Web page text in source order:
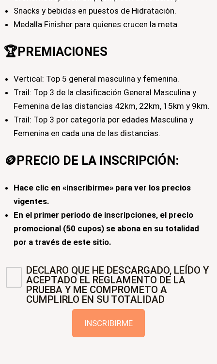
Snacks y bebidas en puestos de Hidratación.
Medalla Finisher para quienes crucen la meta.
🏆PREMIACIONES
Vertical: Top 5 general masculina y femenina.
Trail: Top 3 de la clasificación General Masculina y
Femenina de las distancias 42km, 22km, 15km y 9km.
Trail: Top 3 por categoría por edades Masculina y
Femenina en cada una de las distancias.
🪙PRECIO DE LA INSCRIPCIÓN:
Hace clic en «inscribirme» para ver los precios
vigentes.
En el primer periodo de inscripciones, el precio
promocional (50 cupos) se abona en su totalidad
por a través de este sitio.​
DECLARO QUE HE DESCARGADO, LEÍDO Y
ACEPTADO EL REGLAMENTO DE LA
PRUEBA Y ME COMPROMETO A
CUMPLIRLO EN SU TOTALIDAD
INSCRIBIRME